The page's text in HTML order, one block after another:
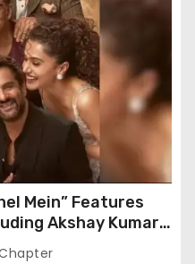
Mein” Features
Akshay Kumar,
Khan, and More